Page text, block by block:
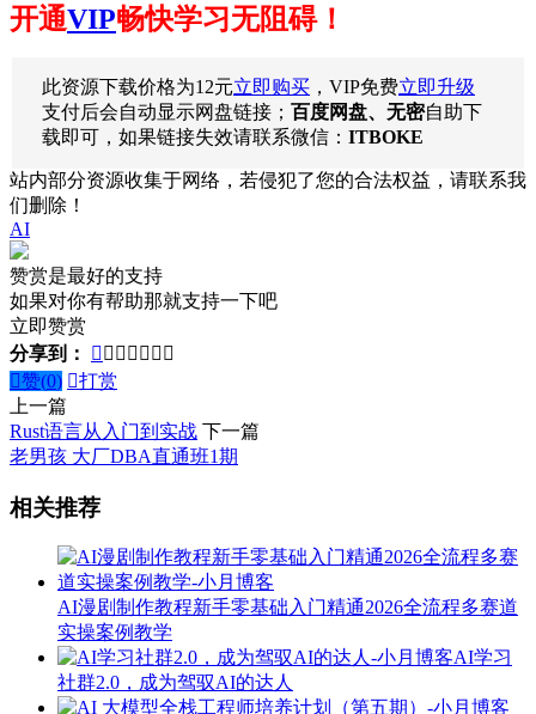
开通VIP畅快学习无阻碍！
此资源下载价格为12元立即购买 ，VIP免费立即升级
支付后会自动显示网盘链接； 百度网盘、无密自助下
载即可，如果链接失效请联系微信： ITBOKE
站内部分资源收集于网络，若侵犯了您的合法权益，请联系我
们删除！
AI
赞赏是最好的支持
如果对你有帮助那就支持一下吧
立即赞赏
分享到：
      
赞(0) 打赏
上一篇
Rust语言从入门到实战 下一篇
老男孩 大厂DBA直通班1期
相关推荐
AI漫剧制作教程新手零基础入门精通2026全流程多赛道
实操案例教学
AI学习
社群2.0，成为驾驭AI的达人